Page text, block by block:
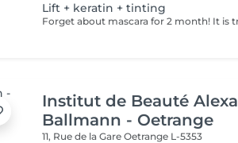
Lift + keratin + tinting
Institut de Beauté Alexa
Ballmann - Oetrange
11, Rue de la GareOetrange L-5353